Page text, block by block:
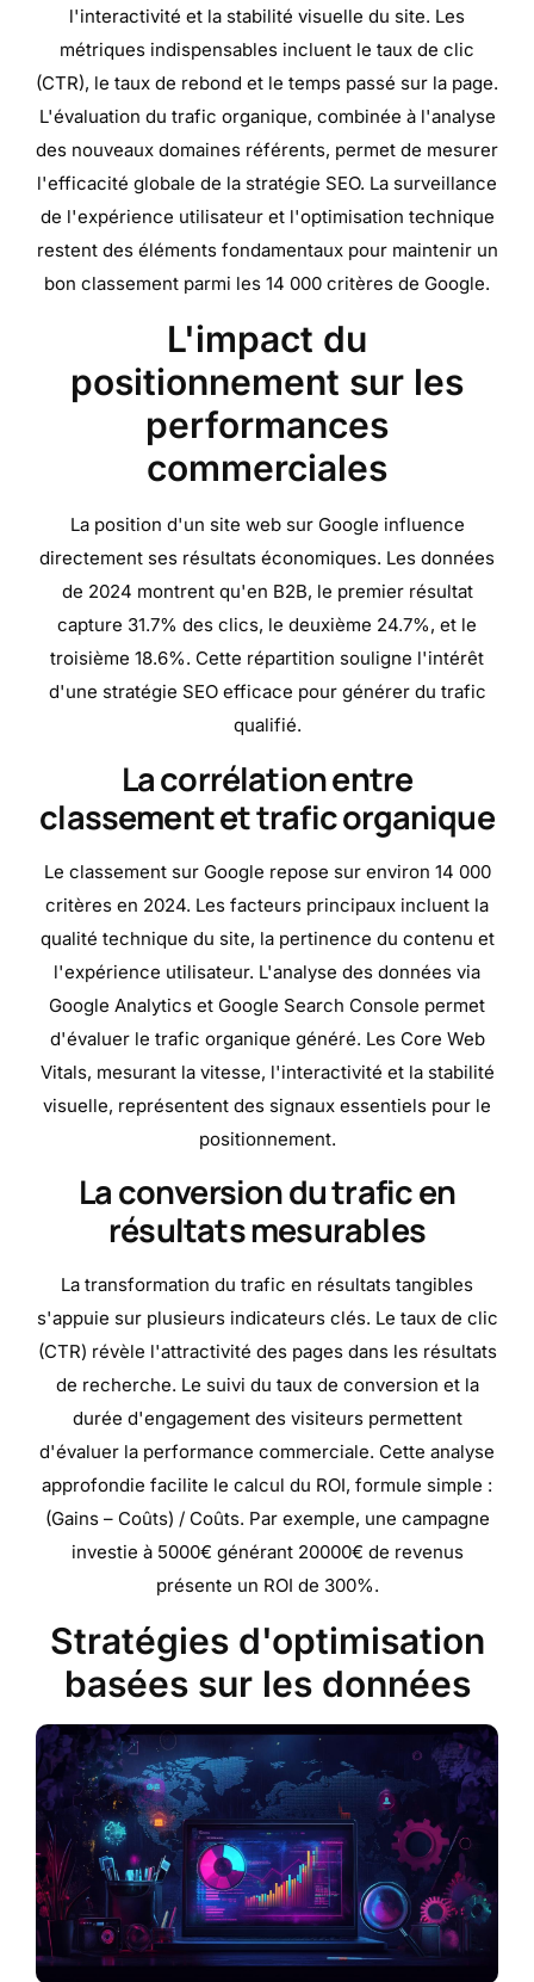
l'interactivité et la stabilité visuelle du site. Les
métriques indispensables incluent le taux de clic
(CTR), le taux de rebond et le temps passé sur la page.
L'évaluation du trafic organique, combinée à l'analyse
des nouveaux domaines référents, permet de mesurer
l'efficacité globale de la stratégie SEO. La surveillance
de l'expérience utilisateur et l'optimisation technique
restent des éléments fondamentaux pour maintenir un
bon classement parmi les 14 000 critères de Google.
L'impact du
positionnement sur les
performances
commerciales
La position d'un site web sur Google influence
directement ses résultats économiques. Les données
de 2024 montrent qu'en B2B, le premier résultat
capture 31.7% des clics, le deuxième 24.7%, et le
troisième 18.6%. Cette répartition souligne l'intérêt
d'une stratégie SEO efficace pour générer du trafic
qualifié.
La corrélation entre
classement et trafic organique
Le classement sur Google repose sur environ 14 000
critères en 2024. Les facteurs principaux incluent la
qualité technique du site, la pertinence du contenu et
l'expérience utilisateur. L'analyse des données via
Google Analytics et Google Search Console permet
d'évaluer le trafic organique généré. Les Core Web
Vitals, mesurant la vitesse, l'interactivité et la stabilité
visuelle, représentent des signaux essentiels pour le
positionnement.
La conversion du trafic en
résultats mesurables
La transformation du trafic en résultats tangibles
s'appuie sur plusieurs indicateurs clés. Le taux de clic
(CTR) révèle l'attractivité des pages dans les résultats
de recherche. Le suivi du taux de conversion et la
durée d'engagement des visiteurs permettent
d'évaluer la performance commerciale. Cette analyse
approfondie facilite le calcul du ROI, formule simple :
(Gains – Coûts) / Coûts. Par exemple, une campagne
investie à 5000€ générant 20000€ de revenus
présente un ROI de 300%.
Stratégies d'optimisation
basées sur les données